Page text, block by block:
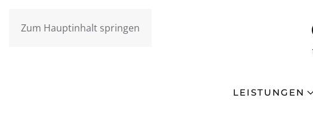
Zum Hauptinhalt springen
LEISTUNGEN